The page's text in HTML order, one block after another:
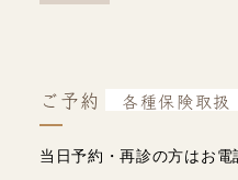
ご予約 各種保険取扱
当日予約・再診の方はお